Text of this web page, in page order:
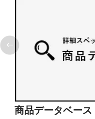
商品データベース